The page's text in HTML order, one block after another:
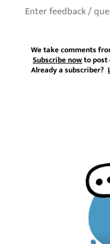
We take comments
Subscribe nowto post
Already a subscriber?